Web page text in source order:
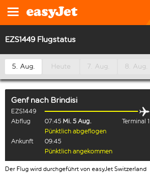
EZS1449 Flugstatus
5. Aug. Heute 7. Aug. 8. Aug.
Genf nach Brindisi
EZS1449
Abflug
07:45 Mi. 5 Aug.
Terminal 1
Pünktlich abgeflogen
Ankunft
09:45
Pünktlich angekommen
Der Flug wird durchgeführt von easyJet Switzerland